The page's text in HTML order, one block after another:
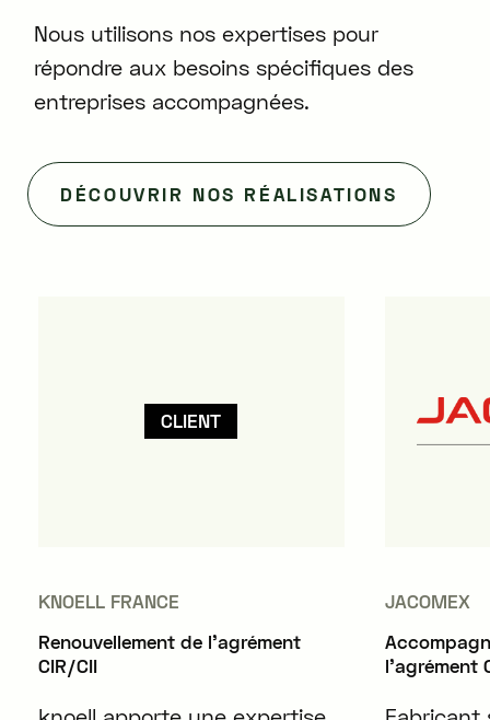
Nous utilisons nos expertises pour
répondre aux besoins spécifiques des
entreprises accompagnées.
DÉCOUVRIR NOS RÉALISATIONS
CLIENT
KNOELL FRANCE
Renouvellement de l'agrément
CIR/CII
JACOMEX
l'agrément